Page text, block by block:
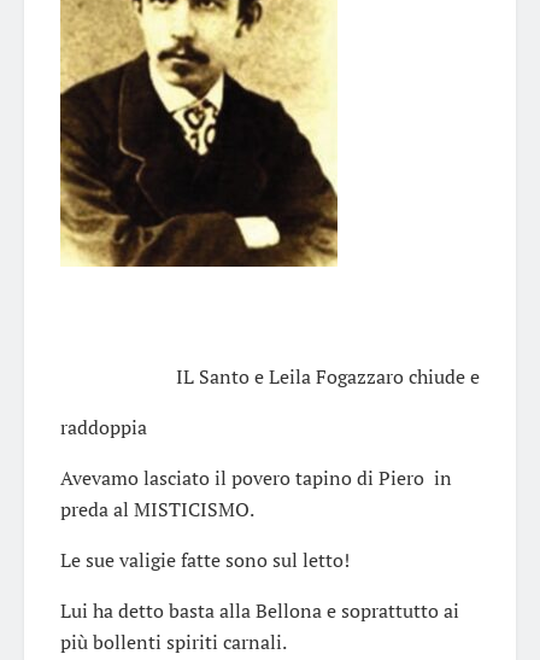
IL Santo e Leila Fogazzaro chiude e
raddoppia
Avevamo lasciato il povero tapino di Piero in
preda al MISTICISMO.
Le sue valigie fatte sono sul letto!
Lui ha detto basta alla Bellona e soprattutto ai
più bollenti spiriti carnali.